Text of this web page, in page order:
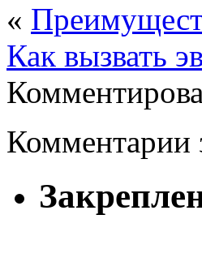
«
Как вызвать
Комментарии